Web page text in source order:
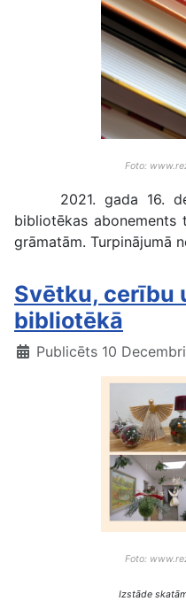
Foto:
2021. gada 16.
bibliotēkas
grāmatām. Turpinājumā
Svētku, cerību
bibliotēkā
Publicēts 10
Foto:
Izstāde